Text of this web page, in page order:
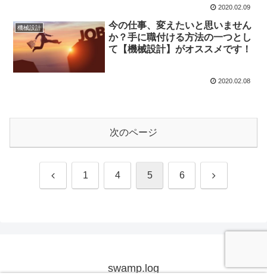
2020.02.09
機械設計
今の仕事、変えたいと思いません
か？手に職付ける方法の一つとし
て【機械設計】がオススメです！
2020.02.08
次のページ
前 1 4 5 6 次
swamp.log